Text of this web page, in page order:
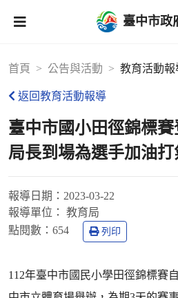
臺中市政
首頁 公告與活動 教育活動報
返回教育活動報導
臺中市國小田徑錦
局長到場為選手加油打
報導日期： 2023-03-22
報導單位：
教育局
點閱數： 654 列印
112年臺中市國民小學田徑錦標賽